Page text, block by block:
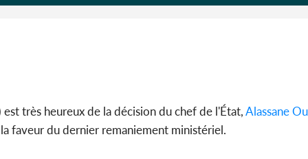
est très heureux de la décision du chef de l'État,Alassane
faveur du dernier remaniement ministériel.